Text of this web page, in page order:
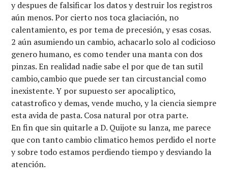
y despues de falsificar los datos y destruir los registros
aún menos. Por cierto nos toca glaciación, no
calentamiento, es por tema de precesión, y esas cosas.
2 aún asumiendo un cambio, achacarlo solo al codicioso
genero humano, es como tender una manta con dos
pinzas. En realidad nadie sabe el por que de tan sutil
cambio,cambio que puede ser tan circustancial como
inexistente. Y por supuesto ser apocaliptico,
catastrofico y demas, vende mucho, y la ciencia siempre
esta avida de pasta. Cosa natural por otra parte.
En fin que sin quitarle a D. Quijote su lanza, me parece
que con tanto cambio climatico hemos perdido el norte
y sobre todo estamos perdiendo tiempo y desviando la
atención.